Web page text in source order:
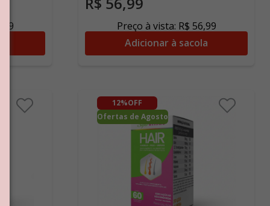
99
Preço à vista: R$ 56,99
Adicionar à sacola
12%OFF
Ofertas de Agosto